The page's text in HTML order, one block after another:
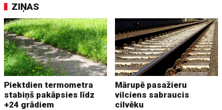
ZIŅAS
Piektdien termometra
stabiņš pakāpsies līdz
+24 grādiem
Mārupē pasažieru
vilciens sabraucis
cilvēku